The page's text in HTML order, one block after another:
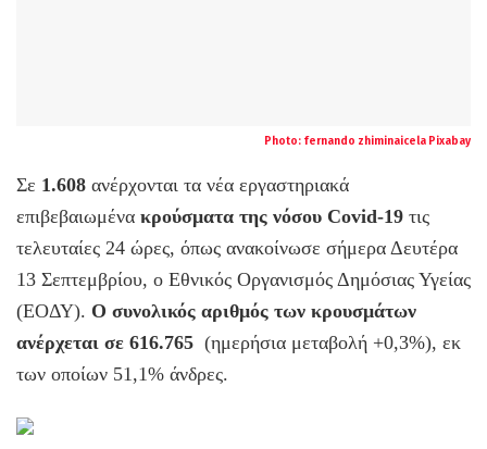
Photo: fernando zhiminaicela Pixabay
Σε 1.608 ανέρχονται τα νέα εργαστηριακά
επιβεβαιωμένα κρούσματα της νόσου Covid-19 τις
τελευταίες 24 ώρες, όπως ανακοίνωσε σήμερα Δευτέρα
13 Σεπτεμβρίου, ο Εθνικός Οργανισμός Δημόσιας Υγείας
(ΕΟΔΥ). Ο συνολικός αριθμός των κρουσμάτων
ανέρχεται σε 616.765 (ημερήσια μεταβολή +0,3%), εκ
των οποίων 51,1% άνδρες.